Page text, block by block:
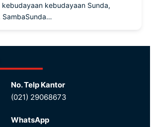
kebudayaan Sunda,
SambaSunda…
No. Telp Kantor
(021) 29068673
WhatsApp